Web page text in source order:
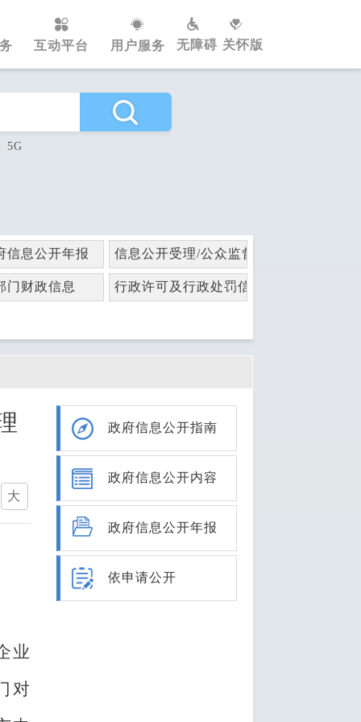
互动平台 用户服务 无障碍 关怀版
5G
信息公开年报 信息公开受理/公众监督
门财政信息 行政许可及行政处罚信息
大
业
对
政府信息公开指南
政府信息公开内容
政府信息公开年报
依申请公开